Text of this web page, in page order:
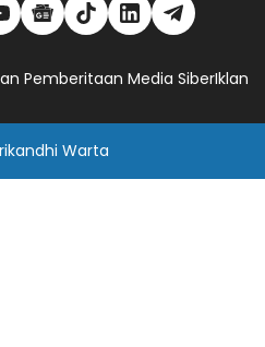
Pemberitaan Media SiberIklan
Warta